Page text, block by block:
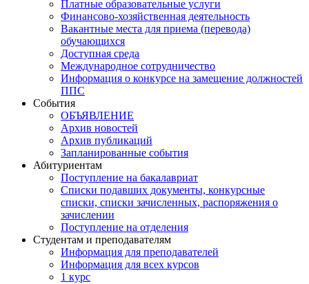
Платные образовательные услуги
Финансово-хозяйственная деятельность
Вакантные места для приема (перевода)
обучающихся
Доступная среда
Международное сотрудничество
Информация о конкурсе на замещение должностей
ППС
События
ОБЪЯВЛЕНИЕ
Архив новостей
Архив публикаций
Запланированные события
Абитуриентам
Поступление на бакалавриат
Списки подавших документы, конкурсные
списки, списки зачисленных, распоряжения о
зачислении
Поступление на отделения
Студентам и преподавателям
Информация для преподавателей
Информация для всех курсов
1 курс